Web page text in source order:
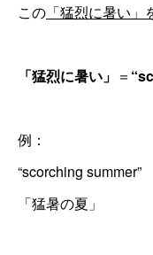
この 「猛烈に暑い
「猛烈に暑い」 ＝
例：
“scorching summer”
「猛暑の夏」